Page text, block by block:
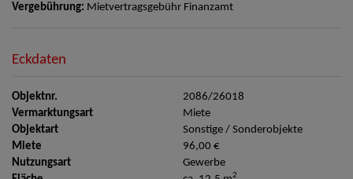
Vergebührung: Mietvertragsgebühr Finanzamt
Eckdaten
Objektnr.
2086/26018
Vermarktungsart
Miete
Objektart
Sonstige / Sonderobjekte
Miete
96,00 €
Nutzungsart
Gewerbe
2